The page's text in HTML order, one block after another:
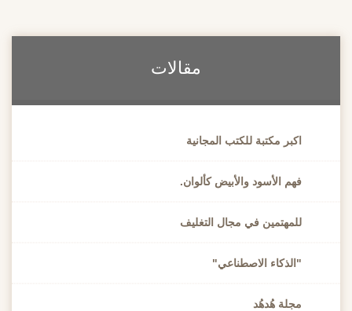
مقالات
اكبر مكتبة للكتب المجانية
فهم الأسود والأبيض كألوان.
للمهتمين في مجال التغليف
"الذكاء الاصطناعي"
مجلة هُدهُد